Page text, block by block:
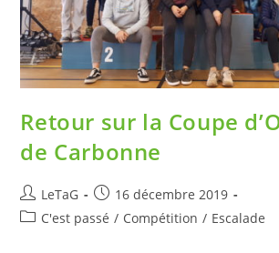
Retour sur la Coupe
de Carbonne
LeTaG
16 décembre 2019
C'est passé / Compétition / Escalade